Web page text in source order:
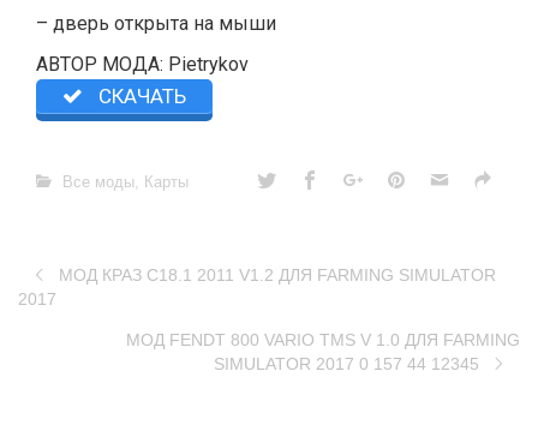
– дверь открыта на мыши
АВТОР МОДА: Pietrykov
СКАЧАТЬ
Все моды, Карты
МОД КРАЗ С18.1 2011 V1.2 ДЛЯ FARMING SIMULATOR
2017
МОД FENDT 800 VARIO TMS V 1.0 ДЛЯ FARMING
SIMULATOR 2017 0 157 44 12345